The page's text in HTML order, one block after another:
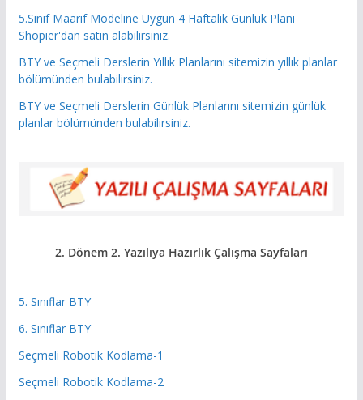
5.Sınıf Maarif Modeline Uygun 4 Haftalık Günlük Planı
Shopier'dan satın alabilirsiniz.
BTY ve Seçmeli Derslerin Yıllık Planlarını sitemizin yıllık planlar
bölümünden bulabilirsiniz.
BTY ve Seçmeli Derslerin Günlük Planlarını sitemizin günlük
planlar bölümünden bulabilirsiniz.
2. Dönem 2. Yazılıya Hazırlık Çalışma Sayfaları
5. Sınıflar BTY
6. Sınıflar BTY
Seçmeli Robotik Kodlama-1
Seçmeli Robotik Kodlama-2